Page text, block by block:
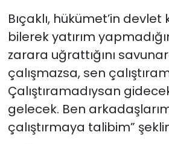
Bıçaklı, hükümet’in devlet
bilerek yatırım
zarara uğrattığını
çalışmazsa, sen
Çalıştıramadıysan
gelecek. Ben
çalıştırmaya talibim”